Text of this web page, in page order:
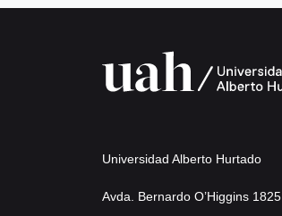
Universidad Alberto Hurtado
Avda. Bernardo O’Higgins 1825